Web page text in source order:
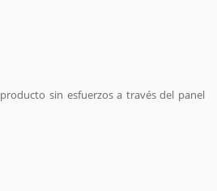
sin esfuerzos a través del panel